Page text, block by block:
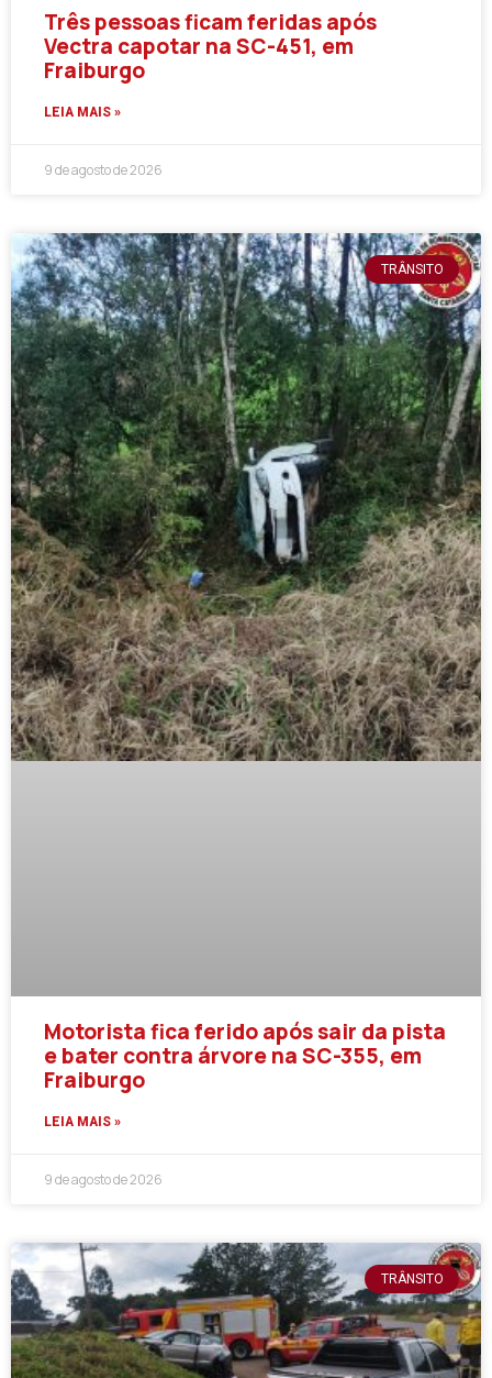
Três pessoas ficam feridas após
Vectra capotar na SC-451, em
Fraiburgo
LEIA MAIS »
9 de agosto de 2026
TRÂNSITO
Motorista fica ferido após sair da pista
e bater contra árvore na SC-355, em
Fraiburgo
LEIA MAIS »
9 de agosto de 2026
TRÂNSITO